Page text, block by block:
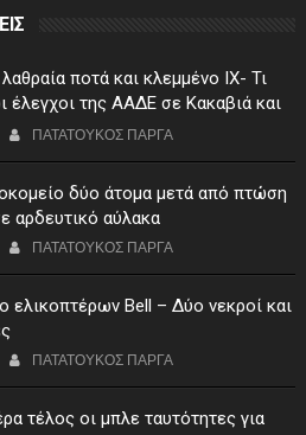
ποτά και κλεμμένο ΙΧ- Τι
έλεγχοι της ΑΑΔΕ σε Κακαβιά και
ΠΑΤΑΤΟΥΚΟΣ ΠΑΡΓΑ
δύο άτομα μετά από πτώση
αρδευτικό αύλακα
ΠΑΤΑΤΟΥΚΟΣ ΠΑΡΓΑ
ελικοπτέρων Bell – Δύο νεκροί και
ΠΑΤΑΤΟΥΚΟΣ ΠΑΡΓΑ
τέλος οι μπλε ταυτότητες για